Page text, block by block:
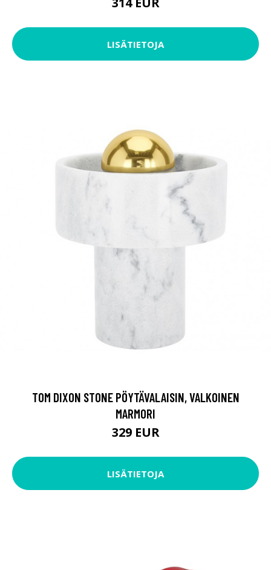
LISÄTIETOJA
TOM DIXON STONE PÖYTÄVALAISIN, VALKOINEN
MARMORI
329 EUR
LISÄTIETOJA